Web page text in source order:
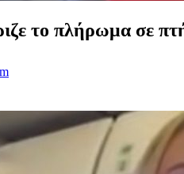
το πλήρωμα σε